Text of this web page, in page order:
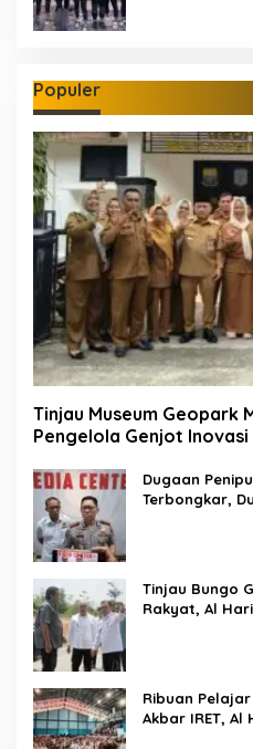
Populer
Tinjau Museum Geopark
Pengelola Genjot Inovasi
Dugaan
Terbongkar,
Tinjau Bungo
Rakyat, Al
Ribuan
Akbar IRET,